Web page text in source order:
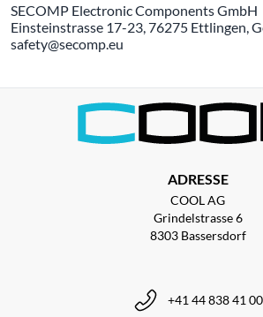
SECOMP Electronic Components GmbH
Einsteinstrasse 17-23, 76275 Ettlingen,
safety@secomp.eu
ADRESSE
COOL AG
Grindelstrasse 6
8303 Bassersdorf
+41 44 838 41 00